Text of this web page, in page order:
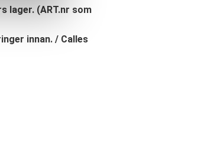
lager. (ART.nr som
innan. / Calles